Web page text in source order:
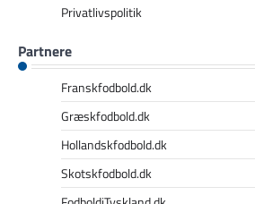
Privatlivspolitik
Partnere
Franskfodbold.dk
Græskfodbold.dk
Hollandskfodbold.dk
Skotskfodbold.dk